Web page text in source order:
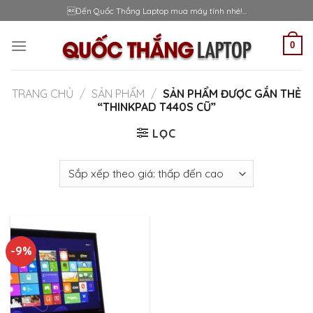
to
content
Đến Quốc Thắng Laptop mua máy tính nhé!...
0
TRANG CHỦ / SẢN PHẨM / SẢN PHẨM ĐƯỢC GẮN THẺ
“THINKPAD T440S CŨ”
LỌC
-9%